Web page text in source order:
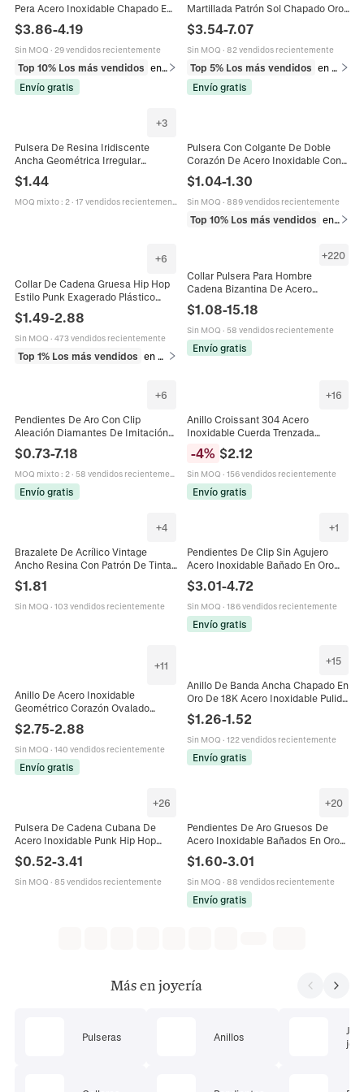
Pera Acero Inoxidable Chapado En
Moda Mujer
$3.86-4.19
Sin MOQ · 29 vendidos recientemente
Top 10% Los más vendidos
en Anillos
Envío gratis
Martillada Patrón Sol Chapado Oro
Hipoalergénico Joyería Vintage
$3.54-7.07
Sin MOQ · 82 vendidos recientemente
Top 5% Los más vendidos
Envío gratis
+3
Pulsera De Resina Iridiscente
Ancha Geométrica Irregular
Colorida Láser Aurora Brazalete
Joyas De Moda Para Mujeres
$1.44
MOQ mixto: 2· 17 vendidos recientemente
Pulsera Con Colgante De Doble
Corazón De Acero Inoxidable Con
Diamantes De Imitación Cierre De
Palanca Cadena De Eslabones
$1.04-1.30
Sin MOQ · 889 vendidos recientemente
Top 10% Los más vendidos en Pulseras
+6
Collar De Cadena Gruesa Hip Hop
Estilo Punk Exagerado Plástico
Actuación Disfraz
$1.49-2.88
Sin MOQ · 473 vendidos recientemente
Top 1% Los más vendidos
+220
Collar Pulsera Para Hombre
Cadena Bizantina De Acero
Inoxidable Hip Hop Cadena De Rey
Gruesa Eslabón Cuadrado Joyería
Punk
$1.08-15.18
Sin MOQ · 58 vendidos recientemente
Envío gratis
+6
Pendientes De Aro Con Clip
Aleación Diamantes De Imitación
Forma C Sin Perforación Sin Dolor
Joyería Geométrica Minimalista
Para Mujer
$0.73-7.18
MOQ mixto: 2· 58 vendidos recientemente
Envío gratis
+16
Anillo Croissant 304 Acero
Inoxidable Cuerda Trenzada
Minimalista Retro Banda Gruesa
Joyas Para Mujeres Hombres
-4% $2.12
Sin MOQ · 156 vendidos recientemente
Envío gratis
+4
Brazalete De Acrílico Vintage
Ancho Resina Con Patrón De Tinta
De Mármol Para Mujeres Joyas
Elegantes Moda
$1.81
Sin MOQ · 103 vendidos recientemente
+1
Pendientes De Clip Sin Agujero
Acero Inoxidable Bañado En Oro
Impermeable Hipoalergénico
Grueso Retorcido Geométrico Para
Mujeres
$3.01-4.72
Sin MOQ · 186 vendidos recientemente
Envío gratis
+11
Anillo De Acero Inoxidable
Geométrico Corazón Ovalado
Redondo Chapado En Oro 18K
Diseño Grueso Pulido De Alta
Calidad Para Mujeres
$2.75-2.88
Sin MOQ · 140 vendidos recientemente
Envío gratis
+15
Anillo De Banda Ancha Chapado En
Oro De 18K Acero Inoxidable Pulido
Minimalista
$1.26-1.52
Sin MOQ · 122 vendidos recientemente
Envío gratis
+26
Pulsera De Cadena Cubana De
Acero Inoxidable Punk Hip Hop
Cierre De Joyería Unisex Cadena
Gruesa Accesorio De Mano Doble
Bucle
$0.52-3.41
Sin MOQ · 85 vendidos recientemente
+20
Pendientes De Aro Gruesos De
Acero Inoxidable Bañados En Oro
De 18 Quilates Bicolor Mezclado
Geométrico Joyería Mujer
$1.60-3.01
Sin MOQ · 88 vendidos recientemente
Envío gratis
Más en joyería
Pulseras Anillos